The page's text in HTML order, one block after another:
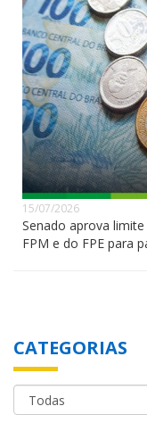
15/07/2026
Senado aprova
FPM e do FPE para
CATEGORIAS